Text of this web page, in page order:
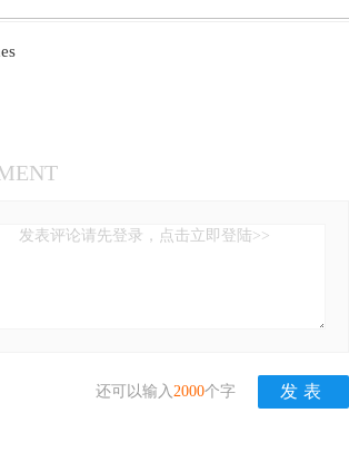
发表评论请先登录，点击立即登陆>>
还可以输入 2000个字